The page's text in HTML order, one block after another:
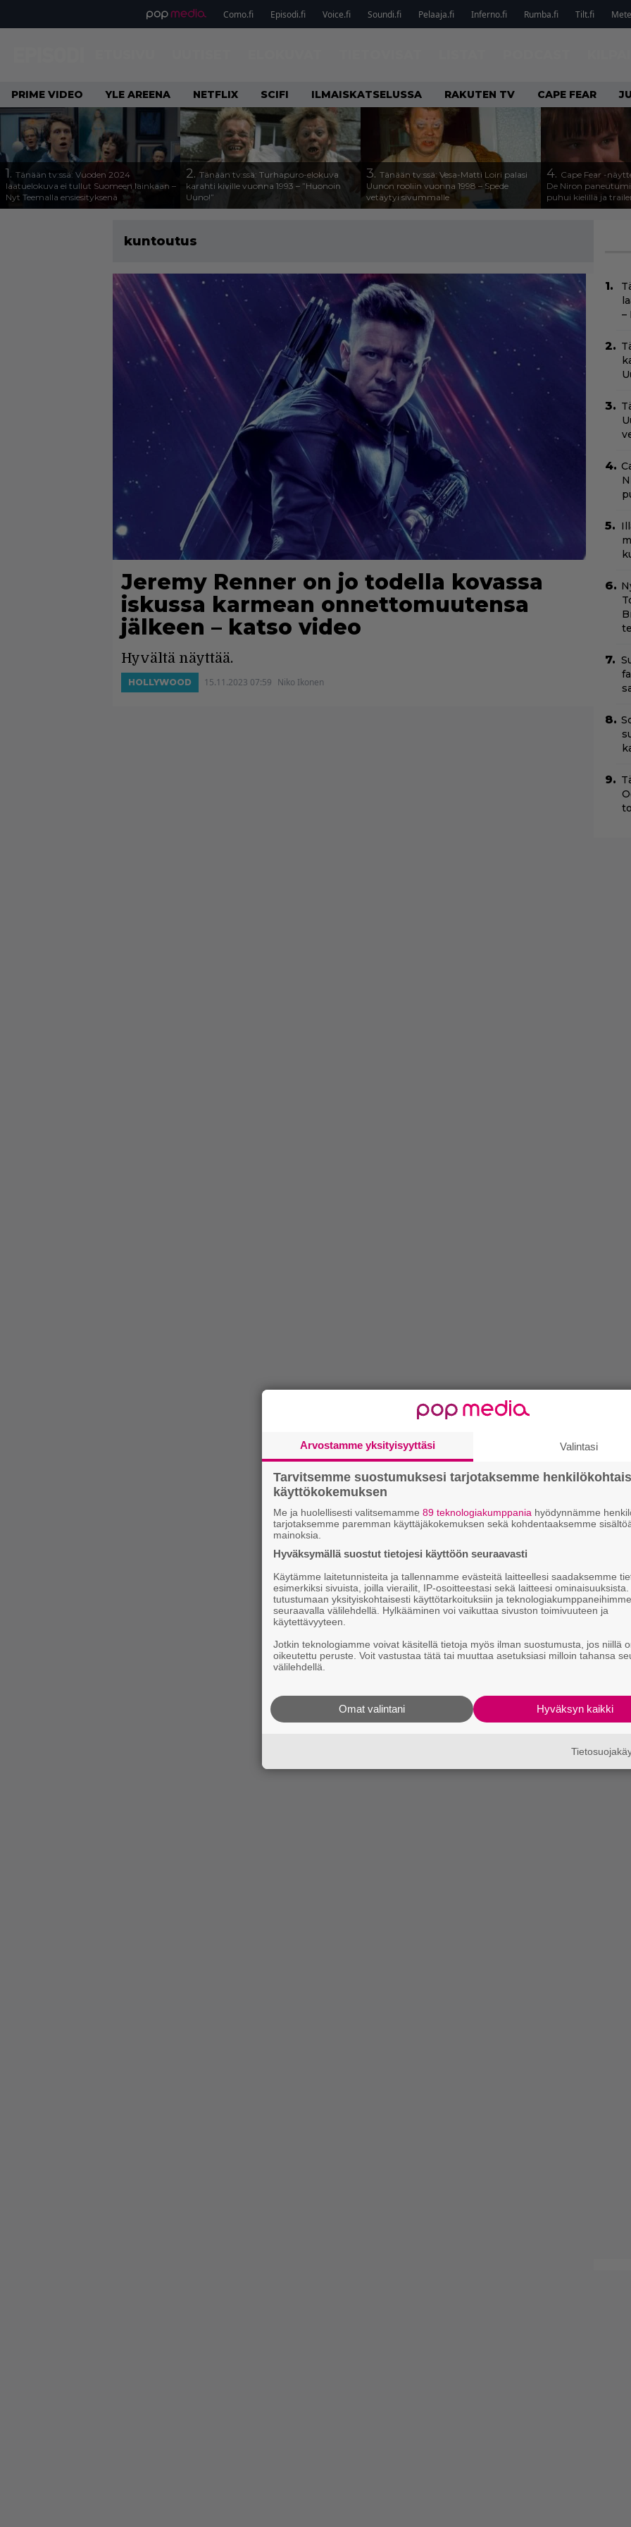
Como.fi Episodi.fi Voice.fi Soundi.fi Pelaaja.fi Inferno.fi Rumba.fi Tilt.fi
PRIME VIDEO YLE AREENA NETFLIX SCIFI ILMAISKATSELUSSA RAKUTEN TV CAPE FEAR
1. Tänään tv:ssä: Vuoden 2024
laatuelokuva ei tullut Suomeen lainkaan –
Nyt Teemalla ensiesityksenä
2. Tänään tv:ssä: Turhapuro-elokuva
karahti kiville vuonna 1993 – ”Huonoin
Uuno!”
3. Tänään tv:ssä: Vesa-Matti Loiri palasi
Uunon rooliin vuonna 1998 – Spede
vetäytyi sivummalle
4. Cape Fear -
De Niron
puhui kielillä ja
kuntoutus
Jeremy Renner on jo todella kovassa
iskussa karmean onnettomuutensa
jälkeen – katso video
Hyvältä näyttää.
HOLLYWOOD 15.11.2023 07:59 Niko Ikonen
–
Arvostamme yksityisyyttäsi Valintasi
Tarvitsemme suostumuksesi tarjotaksemme
käyttökokemuksen
Me ja huolellisesti valitsemamme 89 teknologiakumppania hyödynnämme
tarjotaksemme paremman käyttäjäkokemuksen sekä kohdentaaksemme
mainoksia.
Hyväksymällä suostut tietojesi käyttöön seuraavasti
Käytämme laitetunnisteita ja tallennamme evästeitä laitteellesi saadaksemme
esimerkiksi sivuista, joilla vierailit, IP-osoitteestasi sekä laitteesi
tutustumaan yksityiskohtaisesti käyttötarkoituksiin ja teknologiakumppaneihimme
seuraavalla välilehdellä. Hylkääminen voi vaikuttaa sivuston toimivuuteen ja
käytettävyyteen.
Jotkin teknologiamme voivat käsitellä tietoja myös ilman suostumusta, jos niillä
oikeutettu peruste. Voit vastustaa tätä tai muuttaa asetuksiasi milloin tahansa
välilehdellä.
Hyväksyn kaikki
Omat valintani